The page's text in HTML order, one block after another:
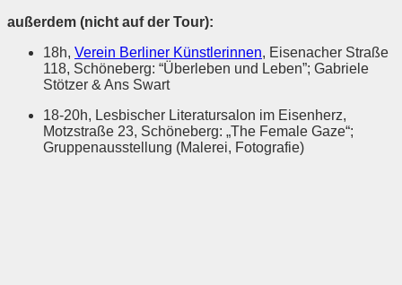
außerdem (nicht auf der Tour):
18h, Verein Berliner Künstlerinnen, Eisenacher Straße
118, Schöneberg: “Überleben und Leben”; Gabriele
Stötzer & Ans Swart
18-20h, Lesbischer Literatursalon im Eisenherz,
Motzstraße 23, Schöneberg: „The Female Gaze“;
Gruppenausstellung (Malerei, Fotografie)